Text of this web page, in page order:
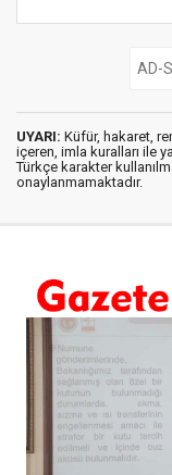
UYARI: Küfür, hakaret,
içeren, imla kuralları ile
Türkçe karakter
onaylanmamaktadır.